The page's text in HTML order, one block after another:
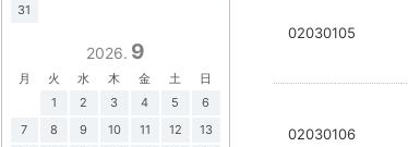
02030105
02030106
31
2026. 9
月 火 水 木 金 土
日
1
2 3 4 5
6
7
8 9 10 11 12
13